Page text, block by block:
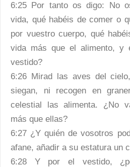
6:25 Por tanto os digo: No
vida, qué habéis de comer o
por vuestro cuerpo, qué
vida más que el alimento, y
vestido?
6:26 Mirad las aves del
siegan, ni recogen en
celestial las alimenta. ¿No
más que ellas?
6:27 ¿Y quién de vosotros
afane, añadir a su estatura un
6:28 Y por el vestido,